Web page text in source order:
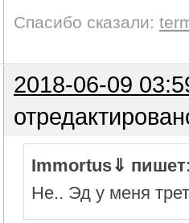
Спасибо сказали:
2018-06-09
Immortus⇓
Не.. Эд у меня